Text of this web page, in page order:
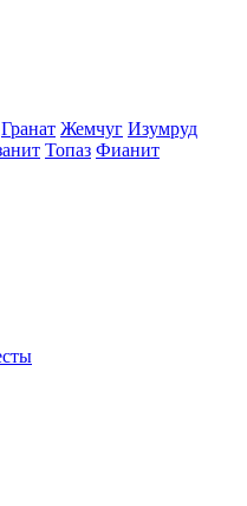
Гранат Жемчуг Изумруд
Топаз Фианит